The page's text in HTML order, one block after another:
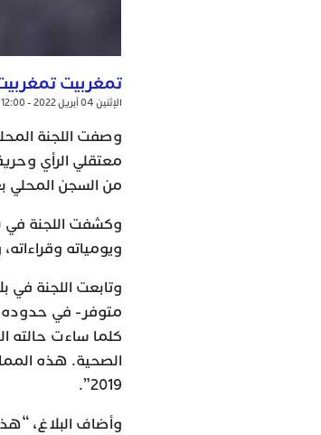
تمغربيت
الإثنين 04 أبريل 2022 - 12:00
وصفت اللجنة
من السجن المحلي
وكشفت اللجنة في
ويومياته
وتابعت اللجنة في
متوفر- في حدوده
كلما ساءت حالته
الصحية. هذه
2019”.
وأضاف البلاغ،